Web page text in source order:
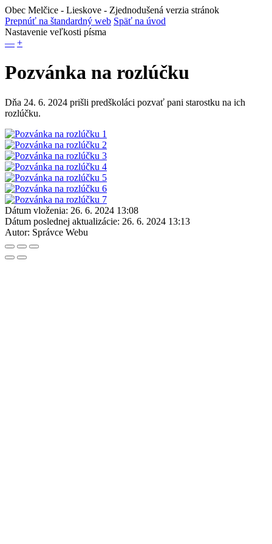
Obec Melčice - Lieskove - Zjednodušená verzia stránok
Prepnúť na štandardný web Späť na úvod
Nastavenie veľkosti písma
— +
Pozvánka na rozlúčku
Dňa 24. 6. 2024 prišli predškoláci pozvať pani starostku na ich
rozlúčku.
Dátum vloženia: 26. 6. 2024 13:08
Dátum poslednej aktualizácie: 26. 6. 2024 13:13
Autor: Správce Webu